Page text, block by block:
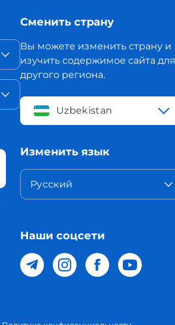
Сменить страну
Вы можете изменить страну и
изучить содержимое сайта для
другого региона.
Uzbekistan
Изменить язык
Русский
Наши соцсети